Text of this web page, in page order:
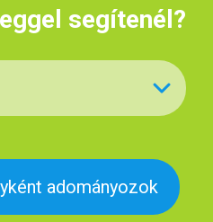
segítenél?
adományozok